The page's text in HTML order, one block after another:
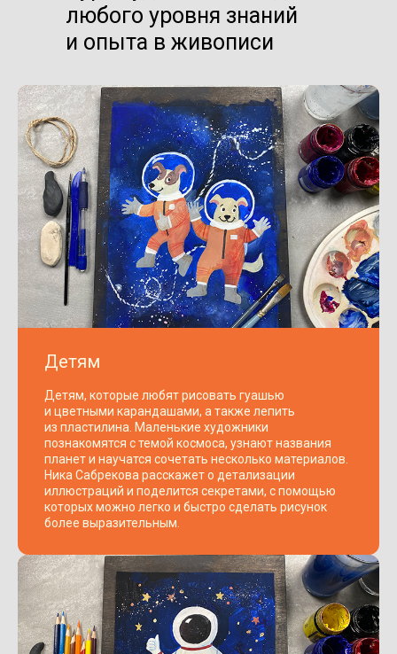
любого уровня знаний
и опыта в живописи
Детям
Детям, которые любят рисовать гуашью
и цветными карандашами, а также лепить
из пластилина. Маленькие художники
познакомятся с темой космоса, узнают названия
планет и научатся сочетать несколько материалов.
Ника Сабрекова расскажет о детализации
иллюстраций и поделится секретами, с помощью
которых можно легко и быстро сделать рисунок
более выразительным.